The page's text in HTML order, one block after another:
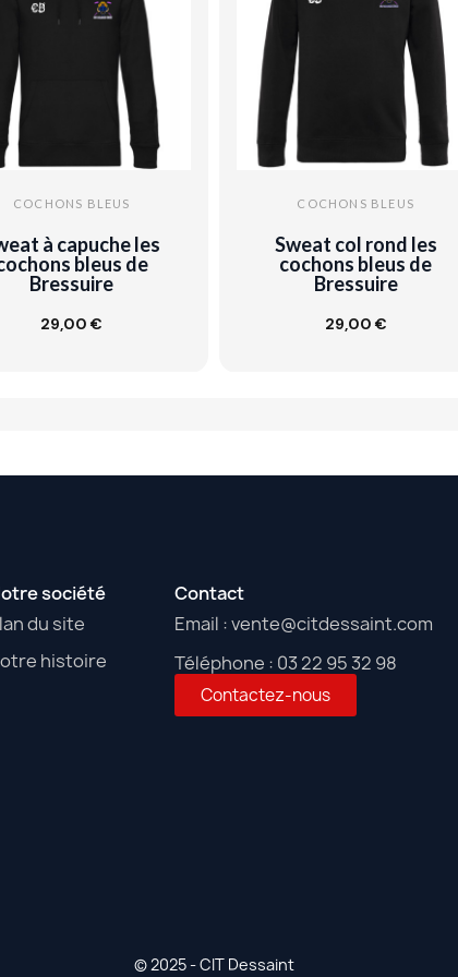
COCHONS BLEUS
à capuche les
bleus de
Bressuire
29,00 €
Ajouter au panier
COCHONS BLEUS
Sweat col rond les
cochons bleus de
Bressuire
29,00 €
Ajouter au panier
société
du site
histoire
Contact
Email : vente@citdessaint.com
Téléphone : 03 22 95 32 98
Contactez-nous
© 2025 - CIT Dessaint